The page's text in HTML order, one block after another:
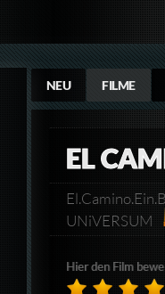
NEU FILME
EL
UNiVERSUM
Hier den Film